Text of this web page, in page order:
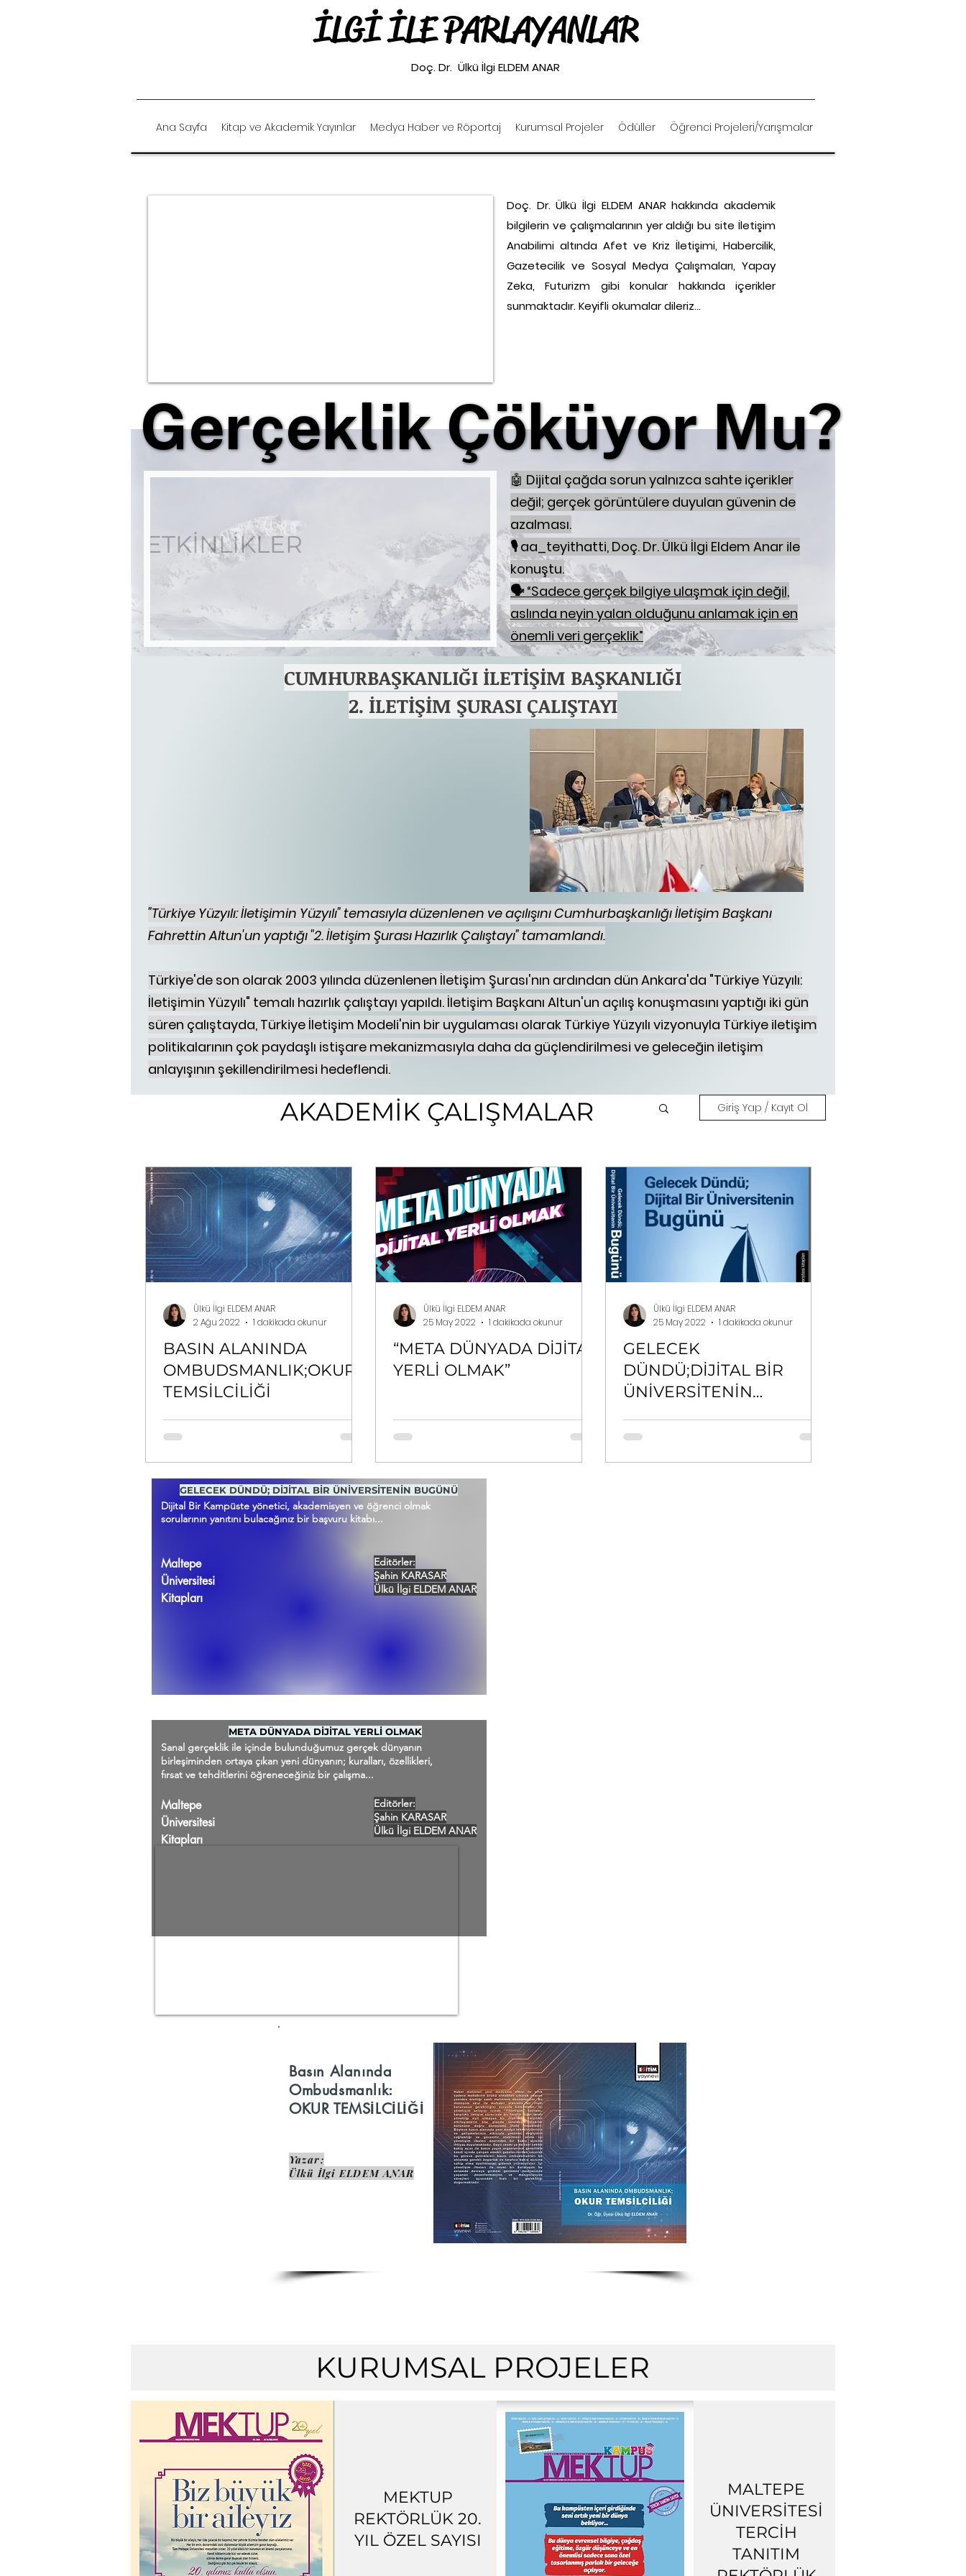
İLGİİLE PARLAYANLAR
Doç. Dr. Ülkü İlgi ELDEM ANAR
Ana Sayfa Kitap ve Akademik Yayınlar Medya Haber ve Röportaj Kurumsal Projeler Ödüller Öğrenci Projeleri/Yarışmalar
Doç. Dr. Ülkü İlgi ELDEM ANAR hakkında akademik
bilgilerin ve çalışmalarının yer aldığı bu site İletişim
Anabilimi altında Afet ve Kriz İletişimi, Habercilik,
Gazetecilik ve Sosyal Medya Çalışmaları, Yapay
Zeka, Futurizm gibi konular hakkında içerikler
sunmaktadır. Keyifli okumalar dileriz…
ETKİNLİKLER
CUMHURBAŞKANLIĞI İLETİŞİM BAŞKANLIĞI
2. İLETİŞİM ŞURASI ÇALIŞTAYI
"Türkiye Yüzyılı: İletişimin Yüzyılı" temasıyla düzenlenen ve açılışını Cumhurbaşkanlığı İletişim Başkanı
Fahrettin Altun'un yaptığı "2. İletişim Şurası Hazırlık Çalıştayı" tamamlandı.
Türkiye'de son olarak 2003 yılında düzenlenen İletişim Şurası'nın ardından dün Ankara'da "Türkiye Yüzyılı:
İletişimin Yüzyılı" temalı hazırlık çalıştayı yapıldı. İletişim Başkanı Altun'un açılış konuşmasını yaptığı iki gün
süren çalıştayda, Türkiye İletişim Modeli'nin bir uygulaması olarak Türkiye Yüzyılı ​ vizyonuyla Türkiye iletişim
politikalarının çok paydaşlı istişare mekanizmasıyla daha da güçlendirilmesi ve geleceğin iletişim
anlayışının şekillendirilmesi hedeflendi.
🤖 Dijital çağda sorun yalnızca sahte içerikler
değil; gerçek görüntülere duyulan güvenin de
azalması.
🎙️ aa_teyithatti, Doç. Dr. Ülkü İlgi Eldem Anar ile
konuştu.
🗣️ “Sadece gerçek bilgiye ulaşmak için değil,
aslında neyin yalan olduğunu anlamak için en
önemli veri gerçeklik”
Gerçeklik Çöküyor Mu?
Gerçeklik Çöküyor Mu?
Giriş Yap / Kayıt Ol
BASIN ALANINDA
OMBUDSMANLIK;OKUR
TEMSİLCİLİĞİ
Ülkü İlgi ELDEM ANAR
2 Ağu 2022
1 dakikada okunur
“META DÜNYADA DİJİTAL
YERLİ OLMAK”
Ülkü İlgi ELDEM ANAR
25 May 2022
1 dakikada okunur
GELECEK
DÜNDÜ;DİJİTAL BİR
ÜNİVERSİTENİN
Ülkü İlgi ELDEM ANAR
25 May 2022
1 dakikada okunur
AKADEMİK ÇALIŞMALAR
Dijital Bir Kampüste yönetici, akademisyen ve öğrenci olmak
sorularının yanıtını bulacağınız bir başvuru kitabı...
GELECEK DÜNDÜ; DİJİTAL BİR ÜNİVERSİTENİN BUGÜNÜ
Maltepe
Üniversitesi
Kitapları
Editörler:
Şahin KARASAR
Ülkü İlgi ELDEM ANAR
Sanal gerçeklik ile içinde bulunduğumuz gerçek dünyanın
birleşiminden ortaya çıkan yeni dünyanın; kuralları, özellikleri,
fırsat ve tehditlerini öğreneceğiniz bir çalışma...
META DÜNYADA DİJİTAL YERLİ OLMAK
Maltepe
Üniversitesi
Kitapları
Editörler:
Şahin KARASAR
Ülkü İlgi ELDEM ANAR
Basın Alanında
Ombudsmanlık:
OKUR TEMSİLCİLİĞİ
Yazar:
Ülkü İlgi ELDEM ANAR
KURUMSAL PROJELER
MEKTUP
REKTÖRLÜK 20.
YIL ÖZEL SAYISI
MALTEPE
ÜNIVERSİTESİ
TERCİH
TANITIM